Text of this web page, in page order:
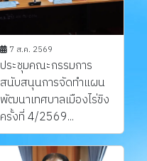
7 ส.ค. 2569
ประชุมคณะกรรมการ
สนับสนุนการจัดทำแผน
พัฒนาเทศบาลเมืองไร่ขิง
ครั้งที่ 4/2569...